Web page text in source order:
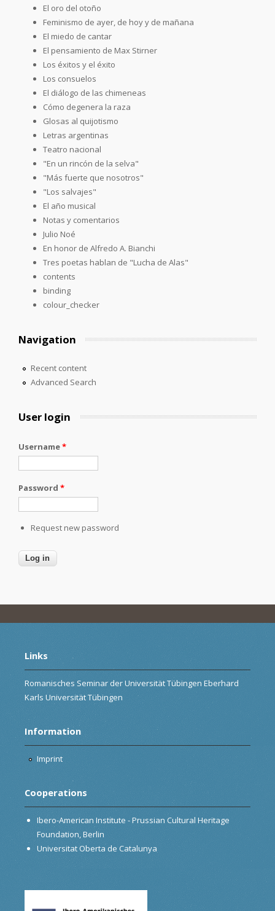
El oro del otoño
Feminismo de ayer, de hoy y de mañana
El miedo de cantar
El pensamiento de Max Stirner
Los éxitos y el éxito
Los consuelos
El diálogo de las chimeneas
Cómo degenera la raza
Glosas al quijotismo
Letras argentinas
Teatro nacional
"En un rincón de la selva"
"Más fuerte que nosotros"
"Los salvajes"
El año musical
Notas y comentarios
Julio Noé
En honor de Alfredo A. Bianchi
Tres poetas hablan de "Lucha de Alas"
contents
binding
colour_checker
Navigation
Recent content
Advanced Search
User login
Username*
Password *
Request new password
Links
Romanisches Seminar der Universität Tübingen Eberhard
Karls Universität Tübingen
Information
Imprint
Cooperations
Ibero-American Institute - Prussian Cultural Heritage
Foundation, Berlin
Universitat Oberta de Catalunya